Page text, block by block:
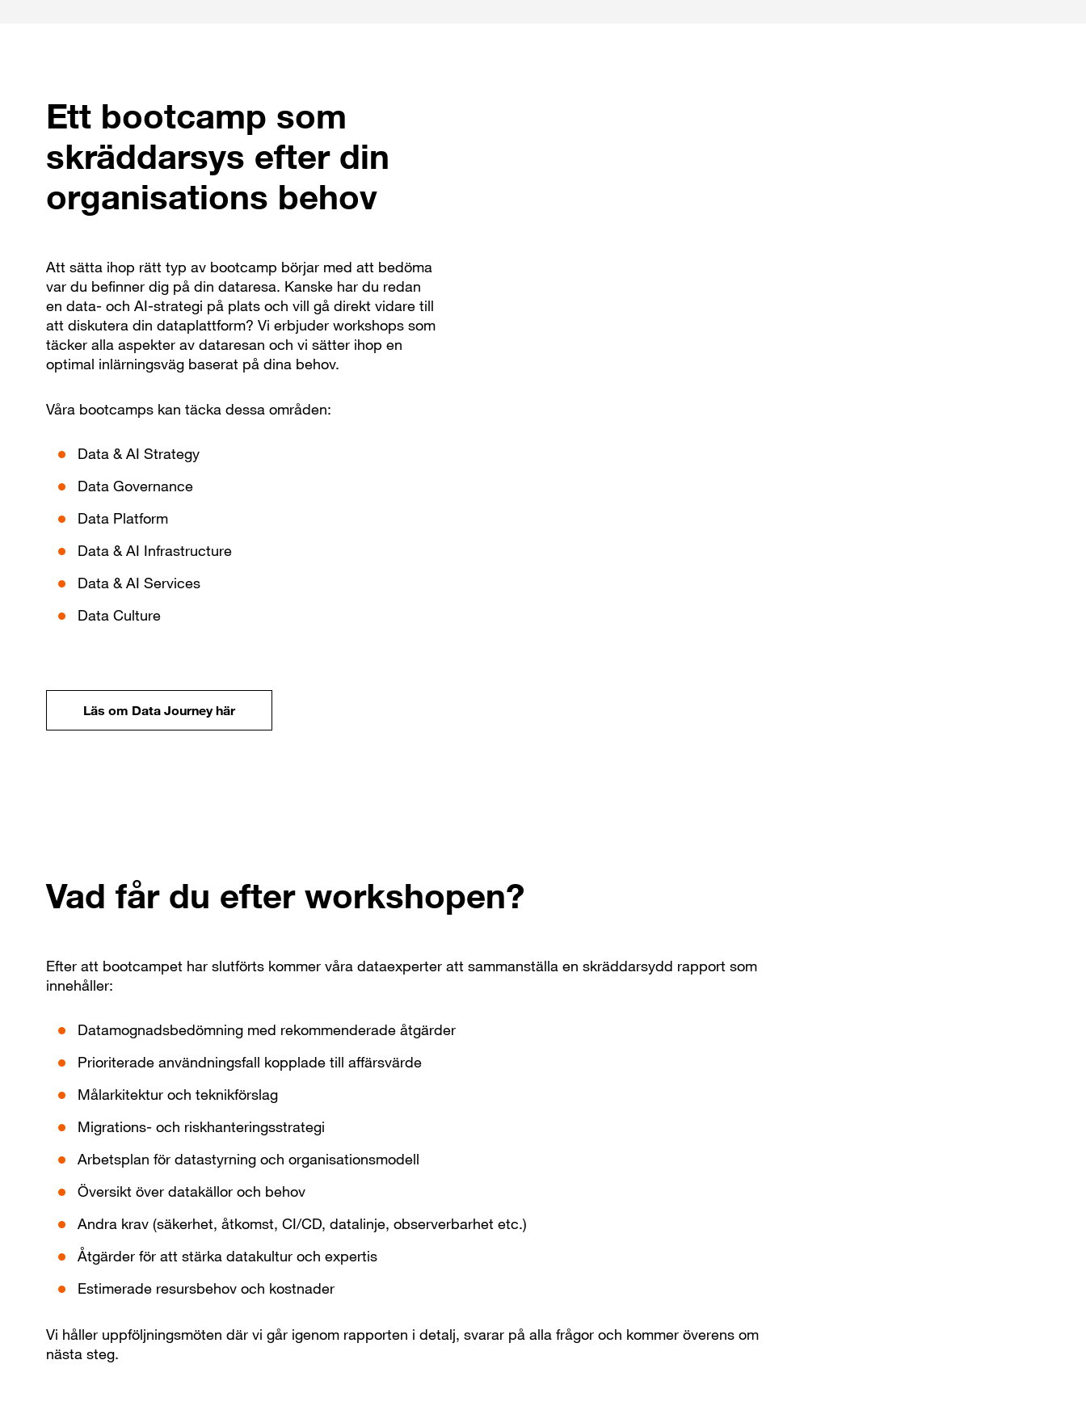
Ett bootcamp som
skräddarsys efter din
organisations behov
Att sätta ihop rätt typ av bootcamp börjar med att bedöma
var du befinner dig på din dataresa. Kanske har du redan
en data- och AI-strategi på plats och vill gå direkt vidare till
att diskutera din dataplattform? Vi erbjuder workshops som
täcker alla aspekter av dataresan och vi sätter ihop en
optimal inlärningsväg baserat på dina behov.
Våra bootcamps kan täcka dessa områden:
Data & AI Strategy
Data Governance
Data Platform
Data & AI Infrastructure
Data & AI Services
Data Culture
Läs om Data Journey här
Vad får du efter workshopen?
Efter att bootcampet har slutförts kommer våra dataexperter att sammanställa en skräddarsydd rapport som
innehåller:
Datamognadsbedömning med rekommenderade åtgärder
Prioriterade användningsfall kopplade till affärsvärde
Målarkitektur och teknikförslag
Migrations- och riskhanteringsstrategi
Arbetsplan för datastyrning och organisationsmodell
Översikt över datakällor och behov
Andra krav (säkerhet, åtkomst, CI/CD, datalinje, observerbarhet etc.)
Åtgärder för att stärka datakultur och expertis
Estimerade resursbehov och kostnader
Vi håller uppföljningsmöten där vi går igenom rapporten i detalj, svarar på alla frågor och kommer överens om
nästa steg.